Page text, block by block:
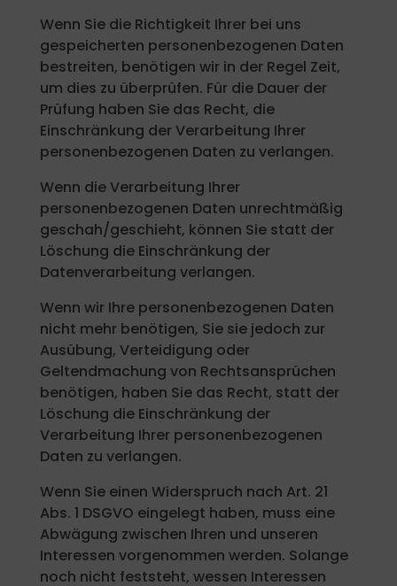
Wenn Sie die Richtigkeit Ihrer bei uns
gespeicherten personenbezogenen Daten
bestreiten, benötigen wir in der Regel Zeit,
um dies zu überprüfen. Für die Dauer der
Prüfung haben Sie das Recht, die
Einschränkung der Verarbeitung Ihrer
personenbezogenen Daten zu verlangen.
Wenn die Verarbeitung Ihrer
personenbezogenen Daten unrechtmäßig
geschah/geschieht, können Sie statt der
Löschung die Einschränkung der
Datenverarbeitung verlangen.
Wenn wir Ihre personenbezogenen Daten
nicht mehr benötigen, Sie sie jedoch zur
Ausübung, Verteidigung oder
Geltendmachung von Rechtsansprüchen
benötigen, haben Sie das Recht, statt der
Löschung die Einschränkung der
Verarbeitung Ihrer personenbezogenen
Daten zu verlangen.
Wenn Sie einen Widerspruch nach Art. 21
Abs. 1 DSGVO eingelegt haben, muss eine
Abwägung zwischen Ihren und unseren
Interessen vorgenommen werden. Solange
noch nicht feststeht, wessen Interessen